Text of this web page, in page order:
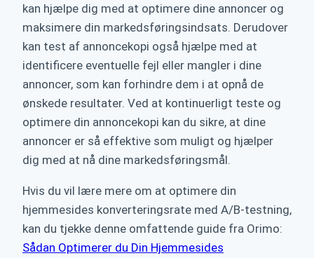
kan hjælpe dig med at optimere dine annoncer og
maksimere din markedsføringsindsats. Derudover
kan test af annoncekopi også hjælpe med at
identificere eventuelle fejl eller mangler i dine
annoncer, som kan forhindre dem i at opnå de
ønskede resultater. Ved at kontinuerligt teste og
optimere din annoncekopi kan du sikre, at dine
annoncer er så effektive som muligt og hjælper
dig med at nå dine markedsføringsmål.
Hvis du vil lære mere om at optimere din
hjemmesides konverteringsrate med A/B-testning,
kan du tjekke denne omfattende guide fra Orimo:
Sådan Optimerer du Din Hjemmesides